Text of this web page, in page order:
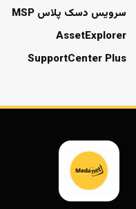
سرویس دسک پلاس MSP
AssetExplorer
SupportCenter Plus